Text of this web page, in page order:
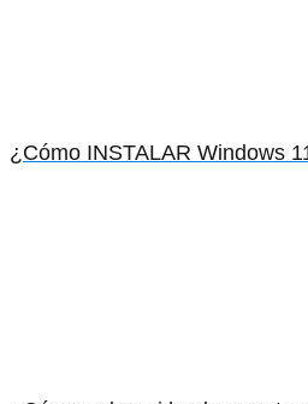
¿Cómo INSTALAR Windows